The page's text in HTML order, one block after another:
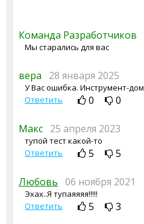
Команда Разработчиков
Мы старались для вас
вера 28 января 2025
У Вас ошибка. Инструмент-
Ответить
0 0
Макс 25 апреля 2023
тупой тест какой-то
Ответить
5 5
Любовь 06 ноября 2021
Эхах..Я тупаяяяя!!!!!
Ответить
5 3